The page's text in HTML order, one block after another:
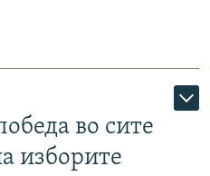
во сите
изборите